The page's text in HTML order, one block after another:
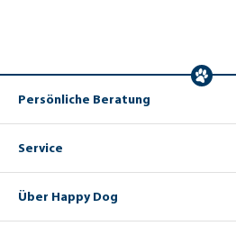
Persönliche Beratung
Service
Über Happy Dog